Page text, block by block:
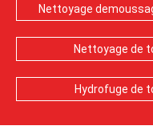
Nettoyage
Nettoyage de
Hydrofuge de